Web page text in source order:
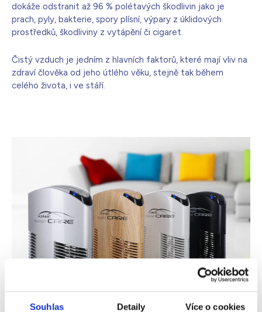
Souhlas Detaily Více o cookies
dokáže odstranit až 96 % polétavých škodlivin jako je
prach, pyly, bakterie, spory plísní, výpary z úklidových
prostředků, škodliviny z vytápění či cigaret.
Čistý vzduch je jedním z hlavních faktorů, které mají vliv na
zdraví člověka od jeho útlého věku, stejně tak během
celého života, i ve stáří.